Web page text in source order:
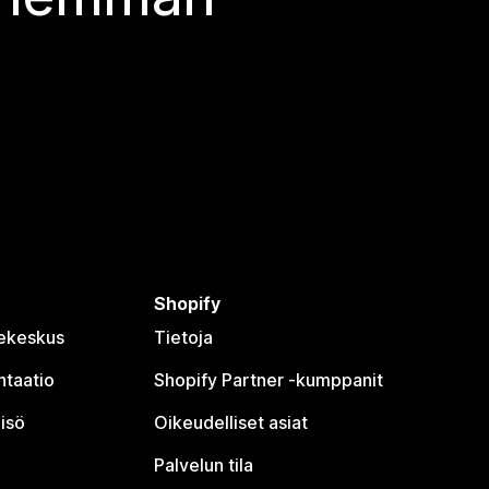
Shopify
Tietoja
Shopify Partner ‑kumppanit
Oikeudelliset asiat
Palvelun tila